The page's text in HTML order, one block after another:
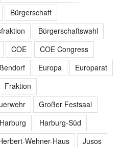
Bürgerschaft
Bürgerschaftswahl
COE
COE Congress
Europa
Europarat
Fraktion
Großer Festsaal
Harburg-Süd
Wehner-Haus
Jusos